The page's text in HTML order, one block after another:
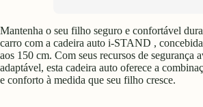
Mantenha o seu filho seguro e confortável
carro com a cadeira auto i-STAND ,
aos 150 cm. Com seus recursos de segurança
adaptável, esta cadeira auto oferece a
e conforto à medida que seu filho cresce.